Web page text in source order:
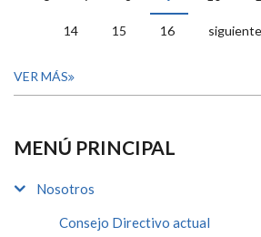
14 15 16 siguiente
VER MÁS
MENÚ PRINCIPAL
Nosotros
Consejo Directivo actual